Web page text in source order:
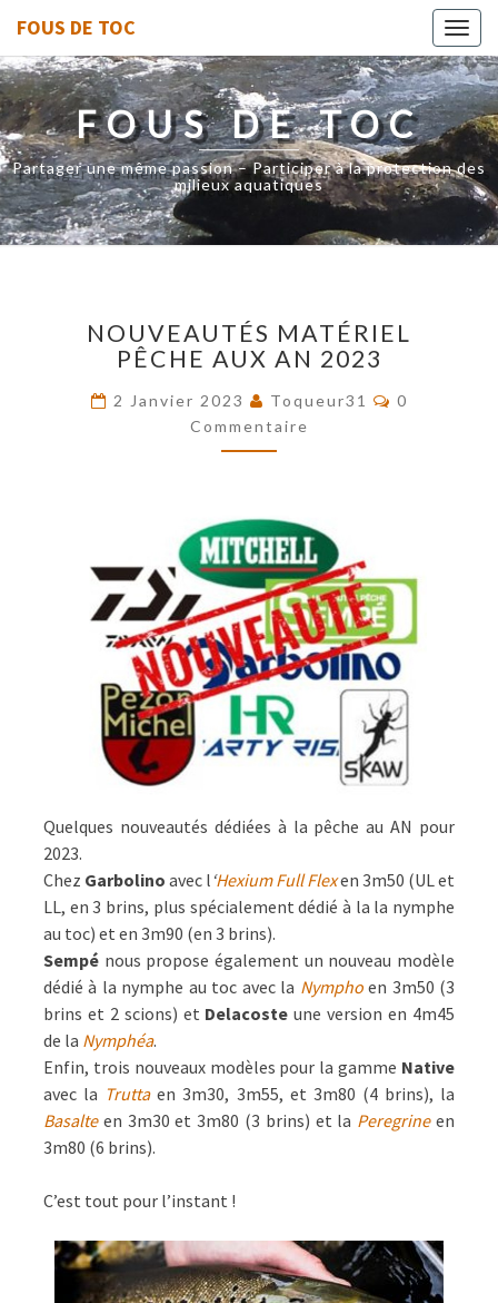
FOUS DE TOC
FOUS DE TOC
Partager une même passion – Participer à la protection des
milieux aquatiques
MATÉRIEL
PÊCHE
AN
2023
NOUVEAUTÉS MATÉRIEL
PÊCHE AUX AN 2023
2 Janvier 2023 Toqueur31
0
Commentaire
Quelques nouveautés dédiées à la pêche au AN pour
2023.
Chez Garbolino avec l ‘Hexium Full Flexen 3m50 (UL et
LL, en 3 brins, plus spécialement dédié à la la nymphe
au toc) et en 3m90 (en 3 brins).
Sempé nous propose également un nouveau modèle
dédié à la nymphe au toc avec la Nymphoen 3m50 (3
brins et 2 scions) et Delacoste une version en 4m45
de la Nymphéa.
Enfin, trois nouveaux modèles pour la gamme Native
avec la Truttaen 3m30, 3m55, et 3m80 (4 brins), la
Basalteen 3m30 et 3m80 (3 brins) et la Peregrineen
3m80 (6 brins).
C’est tout pour l’instant !